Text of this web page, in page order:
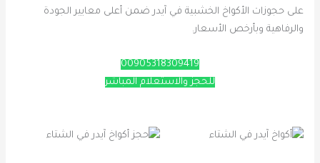
على حجوزات الأكواخ الخشبية في آيدر ضمن أعلى معايير الجودة
والرفاهية وبأرخص الأسعار.
00905318309419
للحجز والاستعلام المباشر